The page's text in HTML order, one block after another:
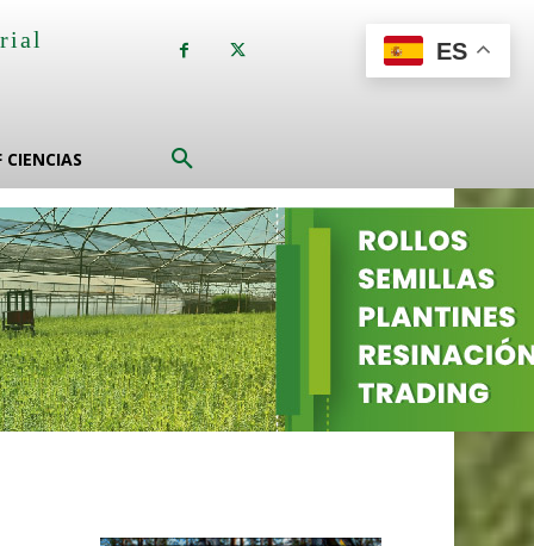
CIENCIAS
ES